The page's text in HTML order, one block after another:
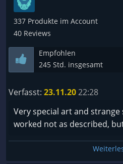
Clash“ kann nur alleine
Spiel folgt einer
es zudem recht einzigartig
Während man im
erkundet, besteht der erste
nur verschiedene
sondern bekommen
Schusswaffen in die Hand,
nicht zu mächtig sind.
https://
337 Produkte im Account
40 Reviews
Empfohlen
245 Std. insgesamt
Verfasst: 23.11.2022:28
Very special art and
worked not as described,